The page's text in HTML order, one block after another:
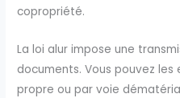
copropriété.
La loi alur impose une
documents. Vous pouvez
propre ou par voie